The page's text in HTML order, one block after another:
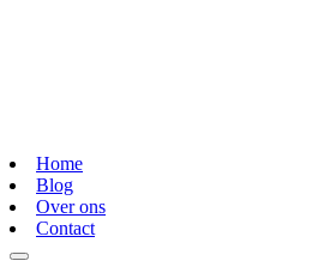
Home
Blog
Over ons
Contact